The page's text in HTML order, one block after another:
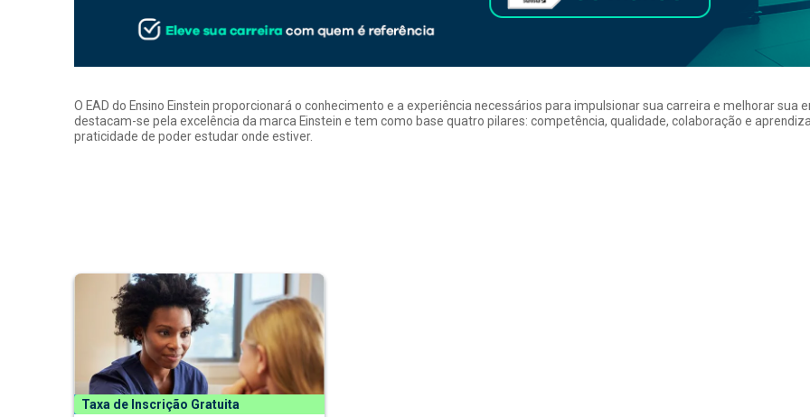
O EAD do Ensino Einstein proporcionará o conhecimento e a experiência necessários para impulsionar sua carreira e melhorar
destacam-se pela excelência da marca Einstein e tem como base quatro pilares: competência, qualidade, colaboração e
praticidade de poder estudar onde estiver.
Taxa de Inscrição Gratuita